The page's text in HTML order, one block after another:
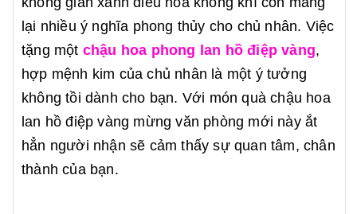
lại nhiều ý nghĩa phong thủy cho chủ nhân. Việc
tặng một chậu hoa phong lan hồ điệp vàng,
hợp mệnh kim của chủ nhân là một ý tưởng
không tồi dành cho bạn. Với món quà chậu hoa
lan hồ điệp vàng mừng văn phòng mới này ắt
hẳn người nhận sẽ cảm thấy sự quan tâm, chân
thành của bạn.